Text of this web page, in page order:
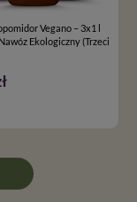
Vegano – 3x1 l
Ekologiczny (Trzeci